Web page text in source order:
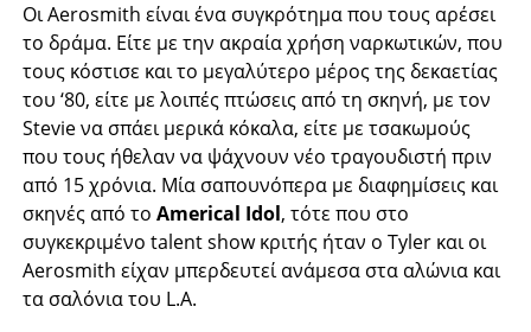
Οι Aerosmith είναι ένα συγκρότημα που τους αρέσει
το δράμα. Είτε με την ακραία χρήση ναρκωτικών, που
τους κόστισε και το μεγαλύτερο μέρος της δεκαετίας
του ‘80, είτε με λοιπές πτώσεις από τη σκηνή, με τον
Stevie να σπάει μερικά κόκαλα, είτε με τσακωμούς
που τους ήθελαν να ψάχνουν νέο τραγουδιστή πριν
από 15 χρόνια. Μία σαπουνόπερα με διαφημίσεις και
σκηνές από τοAmerical Idol, τότε που στο
συγκεκριμένο talent show κριτής ήταν ο Tyler και οι
Aerosmith είχαν μπερδευτεί ανάμεσα στα αλώνια και
τα σαλόνια του L.A.